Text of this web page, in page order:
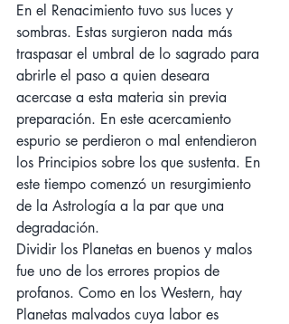
En el Renacimiento tuvo sus luces y
sombras. Estas surgieron nada más
traspasar el umbral de lo sagrado para
abrirle el paso a quien deseara
acercase a esta materia sin previa
preparación. En este acercamiento
espurio se perdieron o mal entendieron
los Principios sobre los que sustenta. En
este tiempo comenzó un resurgimiento
de la Astrología a la par que una
degradación.
Dividir los Planetas en buenos y malos
fue uno de los errores propios de
profanos. Como en los Western, hay
Planetas malvados cuya labor es